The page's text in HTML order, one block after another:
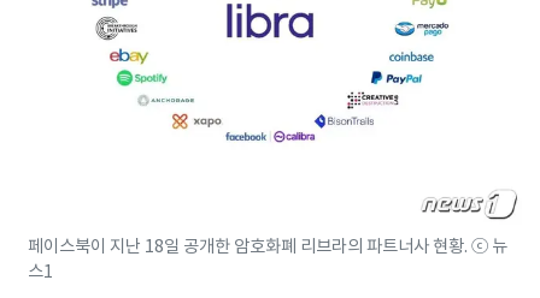
페이스북이 지난 18일 공개한 암호화폐 리브라의 파트너사 현황. ⓒ 뉴
스1